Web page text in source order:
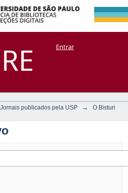
no Acervo
+ CoriscoEntrar
Jornais publicados pela USP → O Bisturi